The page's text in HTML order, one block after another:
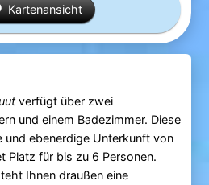
Kartenansicht
verfügt über zwei
und einem Badezimmer. Diese
und ebenerdige Unterkunft von
Platz für bis zu 6 Personen.
Ihnen draußen eine